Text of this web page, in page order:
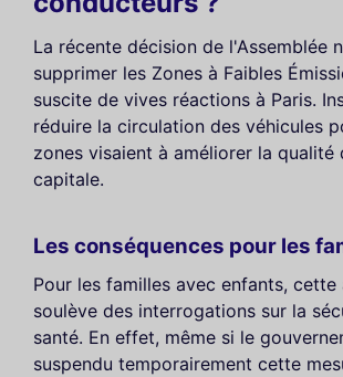
La récente décision de l'Assemblée
supprimer les Zones à Faibles
suscite de vives réactions à Paris.
réduire la circulation des véhicules
zones visaient à améliorer la qualité
capitale.
Les conséquences pour les
Pour les familles avec enfants,
soulève des interrogations sur la
santé. En effet, même si le
suspendu temporairement cette